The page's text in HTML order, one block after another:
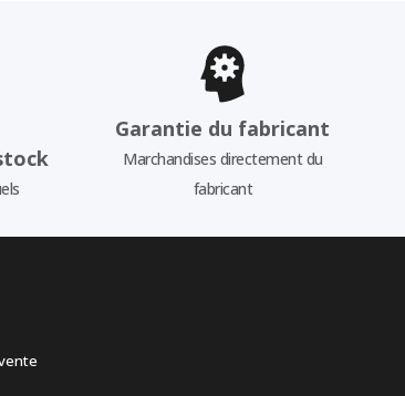
Garantie du fabricant
Marchandises directement du
fabricant